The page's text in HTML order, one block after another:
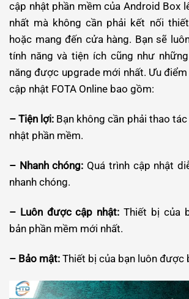
cập nhật phần mềm của Android Box
nhất mà không cần phải kết nối
hoặc mang đến cửa hàng. Bạn sẽ
tính năng và tiện ích cũng như
năng được upgrade mới nhất. Ưu
cập nhật FOTA Online bao gồm:
– Tiện lợi: Bạn không cần phải thao
nhật phần mềm.
– Nhanh chóng: Quá trình cập nhật
nhanh chóng.
– Luôn được cập nhật: Thiết bị của
bản phần mềm mới nhất.
– Bảo mật: Thiết bị của bạn luôn được